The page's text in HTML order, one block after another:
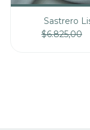
Sastrero
$6.825,00